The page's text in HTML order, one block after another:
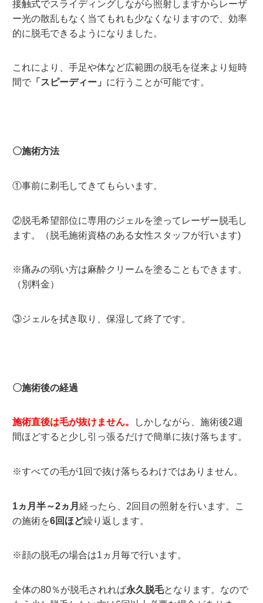
接触式でスライディングしながら照射しますからレーザ
ー光の散乱もなく当てもれも少なくなりますので、効率
的に脱毛できるようになりました。
これにより、手足や体など広範囲の脱毛を従来より短時
間で 「スピーディー」 に行うことが可能です。
〇施術方法
①事前に剃毛してきてもらいます。
②脱毛希望部位に専用のジェルを塗ってレーザー脱毛し
ます。（脱毛施術資格のある女性スタッフが行います)
※痛みの弱い方は麻酔クリームを塗ることもできます。
（別料金）
③ジェルを拭き取り、保湿して終了です。
〇施術後の経過
施術直後は毛が抜けません。
しかしながら、施術後2週
間ほどすると少し引っ張るだけで簡単に抜け落ちます。
※すべての毛が1回で抜け落ちるわけではありません。
1ヵ月半～2ヵ月経ったら、2回目の照射を行います。こ
の施術を6回ほど繰り返します。
※顔の脱毛の場合は1ヵ月毎で行います。
全体の80％が脱毛されれば永久脱毛となります。なので